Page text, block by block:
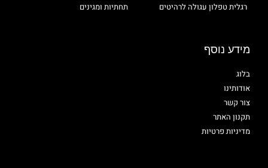
רגלית טפלון עגולה לרהיטים
תחתיות ומגינים
מידע נוסף
בלוג
אודותינו
צור קשר
תקנון האתר
מדיניות פרטיות